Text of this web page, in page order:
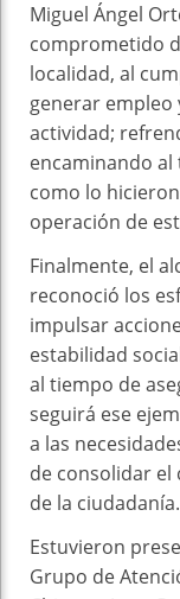
Miguel Ángel
comprometido
localidad, al
generar empleo
actividad;
encaminando
como lo
operación de
Finalmente, el
reconoció los
impulsar
estabilidad
al tiempo de
seguirá ese
a las
de consolidar
de la ciudadanía.
Estuvieron
Grupo de